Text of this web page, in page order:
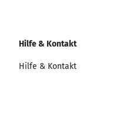
Hilfe & Kontakt
Hilfe & Kontakt